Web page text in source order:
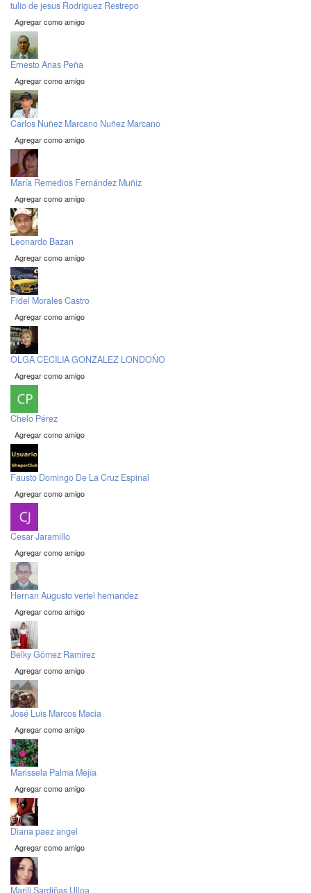
tulio de jesus Rodriguez Restrepo
Agregar como amigo
Ernesto Arias Peña
Agregar como amigo
Carlos Nuñez Marcano Nuñez Marcano
Agregar como amigo
María Remedios Fernández Muñiz
Agregar como amigo
Leonardo Bazan
Agregar como amigo
Fidel Morales Castro
Agregar como amigo
OLGA CECILIA GONZALEZ LONDOÑO
Agregar como amigo
Chelo Pérez
Agregar como amigo
Fausto Domingo De La Cruz Espinal
Agregar como amigo
Cesar Jaramillo
Agregar como amigo
Hernan Augusto vertel hernandez
Agregar como amigo
Belky Gómez Ramírez
Agregar como amigo
José Luis Marcos Macia
Agregar como amigo
Marissela Palma Mejía
Agregar como amigo
Diana paez angel
Agregar como amigo
Marili Sardiñas Ulloa